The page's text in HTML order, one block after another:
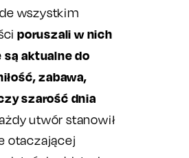
wszystkim
poruszali w nich
aktualne do
zabawa,
szarość dnia
utwór stanowił
otaczającej